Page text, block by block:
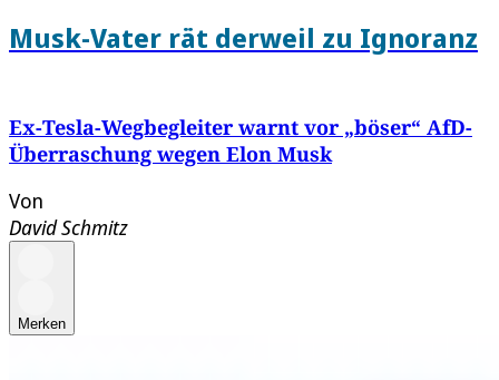
Musk-Vater rät derweil zu Ignoranz
Ex-Tesla-Wegbegleiter warnt vor „böser“ AfD-
Überraschung wegen Elon Musk
Von
David Schmitz
Merken